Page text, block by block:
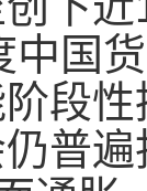
中国
段
普